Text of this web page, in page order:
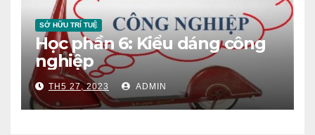
SỞ HỮU TRÍ TUỆ
Học phần 6: Kiểu dáng công
nghiệp
TH5 27, 2023 ADMIN